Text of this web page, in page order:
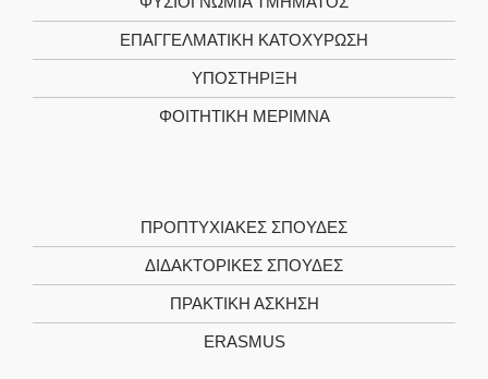
ΕΠΑΓΓΕΛΜΑΤΙΚΗ ΚΑΤΟΧΥΡΩΣΗ
ΥΠΟΣΤΗΡΙΞΗ
ΦΟΙΤΗΤΙΚΗ ΜΕΡΙΜΝΑ
ΠΡΟΠΤΥΧΙΑΚΕΣ ΣΠΟΥΔΕΣ
ΔΙΔΑΚΤΟΡΙΚΕΣ ΣΠΟΥΔΕΣ
ΠΡΑΚΤΙΚΗ ΑΣΚΗΣΗ
ERASMUS